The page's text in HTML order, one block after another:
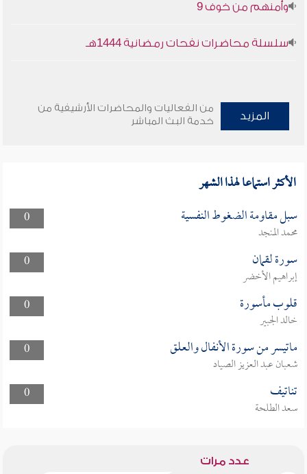
وأمنهم من خوف 9
سلسلة محاضرات نفحات رمضانية 1444هـ
المزيد
من الفعاليات والمحاضرات الأرشيفية من
خدمة البث المباشر
الأكثر استماعا لهذا الشهر
0 سبل مقاومة الضغوط النفسية
محمد المنجد
0
سورة لقمان
إبراهيم الأخضر
0
قلوب مأسورة
خالد الجبير
0
ماتيسر من سورة الأنفال والعلق
شعبان عبد العزيز الصياد
0
تناتيف
سعد الطلحة
عدد مرات